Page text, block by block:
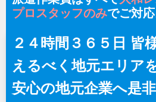
プロスタッフのみでご対応
２４時間３６５日 皆
えるべく地元エリア
安心の地元企業へ是